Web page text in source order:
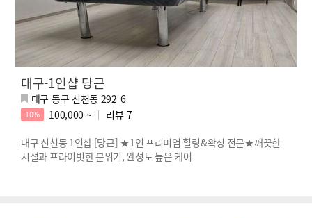
대구-1인샵 당근
대구 동구 신천동 292-6
10% 100,000 ~ 리뷰 7
대구 신천동 1인샵 [당근] ★1인 프리미엄 힐링&왁싱 전문★깨끗한
시설과 프라이빗한 분위기, 완성도 높은 케어